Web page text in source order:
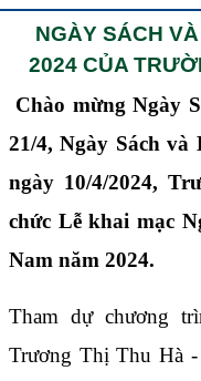
NGÀY SÁCH
2024 CỦA
Chào mừng Ngày
21/4, Ngày Sách và
ngày 10/4/2024,
chức Lễ khai mạc
Nam năm 2024.
Tham dự chương
Trương Thị Thu Hà